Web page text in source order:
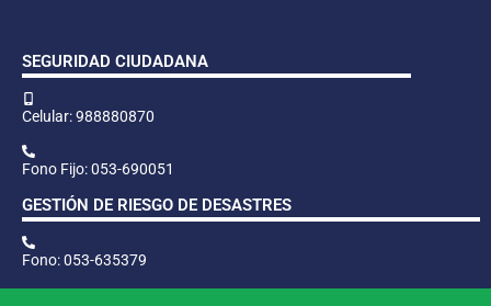
SEGURIDAD CIUDADANA
Celular: 988880870
Fono Fijo: 053-690051
GESTIÓN DE RIESGO DE DESASTRES
Fono: 053-635379